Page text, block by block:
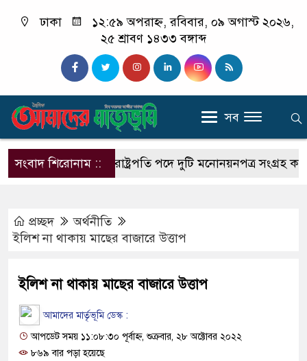
ঢাকা
১২:৫৯ অপরাহ্ন, রবিবার, ০৯ অগাস্ট ২০২৬,
২৫ শ্রাবণ ১৪৩৩ বঙ্গাব্দ
সব
সংবাদ শিরোনাম ::
মানুষ রাষ্ট্রপতি পদে দুটি মনোনয়নপত্র সংগ্রহ করল
প্রচ্ছদ
অর্থনীতি
ইলিশ না থাকায় মাছের বাজারে উত্তাপ
ইলিশ না থাকায় মাছের বাজারে উত্তাপ
আমাদের মার্তৃভূমি ডেস্ক :
আপডেট সময় ১১:০৮:৩০ পূর্বাহ্ন, শুক্রবার, ২৮ অক্টোবর ২০২২
৮৬৯ বার পড়া হয়েছে